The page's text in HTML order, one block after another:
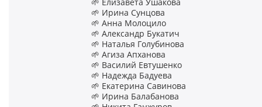
🌱 Ирина Сунцова
🌱 Анна Молоцило
🌱 Александр Букатич
🌱 Наталья Голубинова
🌱 Агиза Апханова
🌱 Василий Евтушенко
🌱 Надежда Бадуева
🌱 Екатерина Савинова
🌱 Ирина Балабанова